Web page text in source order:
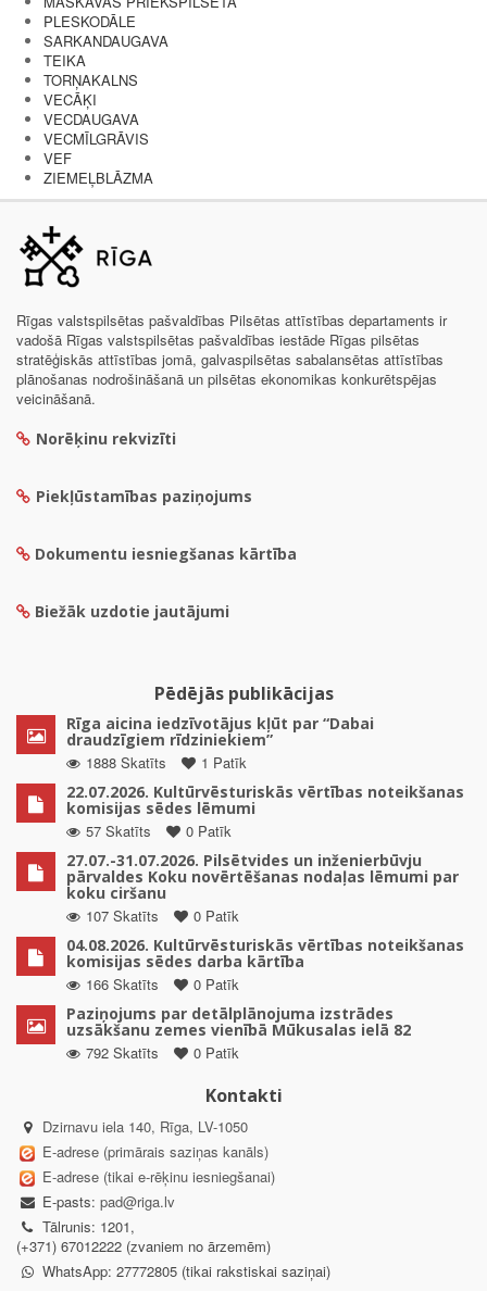
PLESKODĀLE
SARKANDAUGAVA
TEIKA
TORŅAKALNS
VECĀĶI
VECDAUGAVA
VECMĪLGRĀVIS
VEF
ZIEMEĻBLĀZMA
Rīgas valstspilsētas pašvaldības Pilsētas attīstības departaments ir
vadošā Rīgas valstspilsētas pašvaldības iestāde Rīgas pilsētas
stratēģiskās attīstības jomā, galvaspilsētas sabalansētas attīstības
plānošanas nodrošināšanā un pilsētas ekonomikas konkurētspējas
veicināšanā.
Norēķinu rekvizīti
Piekļūstamības paziņojums
Dokumentu iesniegšanas kārtība
Biežāk uzdotie jautājumi
Pēdējās publikācijas
Rīga aicina iedzīvotājus kļūt par “Dabai
draudzīgiem rīdziniekiem”
1888 Skatīts
1 Patīk
22.07.2026. Kultūrvēsturiskās vērtības noteikšanas
komisijas sēdes lēmumi
57 Skatīts
0 Patīk
27.07.-31.07.2026. Pilsētvides un inženierbūvju
pārvaldes Koku novērtēšanas nodaļas lēmumi par
koku ciršanu
107 Skatīts
0 Patīk
04.08.2026. Kultūrvēsturiskās vērtības noteikšanas
komisijas sēdes darba kārtība
166 Skatīts
0 Patīk
Paziņojums par detālplānojuma izstrādes
uzsākšanu zemes vienībā Mūkusalas ielā 82
792 Skatīts
0 Patīk
Kontakti
Dzirnavu iela 140, Rīga, LV-1050
E-adrese (primārais saziņas kanāls)
E-adrese (tikai e-rēķinu iesniegšanai)
E-pasts: pad@riga.lv
Tālrunis: 1201,
(+371) 67012222 (zvaniem no ārzemēm)
WhatsApp: 27772805 (tikai rakstiskai saziņai)